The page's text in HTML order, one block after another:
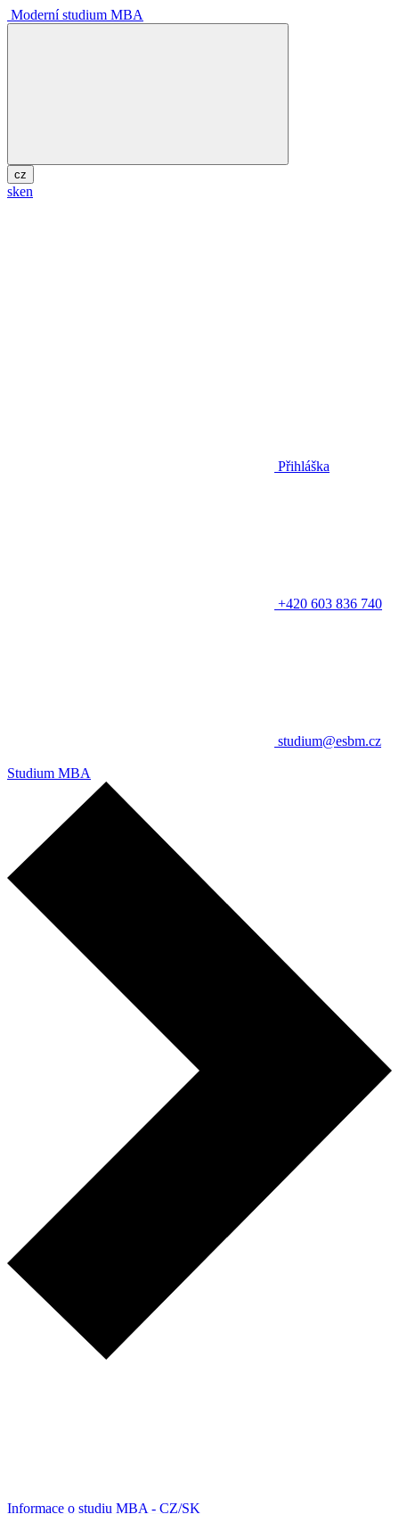
Moderní studium MBA
cz
sken
Přihláška
+420 603 836 740
studium@esbm.cz
Studium MBA
Informace o studiu MBA - CZ/SK